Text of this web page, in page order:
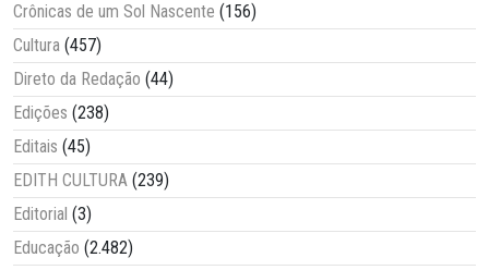
Crônicas de um Sol Nascente (156)
Cultura (457)
Direto da Redação (44)
Edições (238)
Editais (45)
EDITH CULTURA (239)
Editorial (3)
Educação (2.482)